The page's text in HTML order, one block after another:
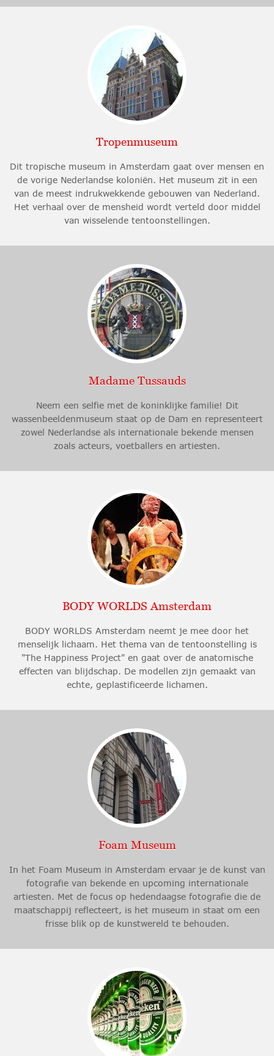
Tropenmuseum
Dit tropische museum in Amsterdam gaat over mensen en
de vorige Nederlandse koloniën. Het museum zit in een
van de meest indrukwekkende gebouwen van Nederland.
Het verhaal over de mensheid wordt verteld door middel
van wisselende tentoonstellingen.
Madame Tussauds
Neem een selfie met de koninklijke familie! Dit
wassenbeeldenmuseum staat op de Dam en representeert
zowel Nederlandse als internationale bekende mensen
zoals acteurs, voetballers en artiesten.
BODY WORLDS Amsterdam
BODY WORLDS Amsterdam neemt je mee door het
menselijk lichaam. Het thema van de tentoonstelling is
"The Happiness Project" en gaat over de anatomische
effecten van blijdschap. De modellen zijn gemaakt van
echte, geplastificeerde lichamen.
Foam Museum
In het Foam Museum in Amsterdam ervaar je de kunst van
fotografie van bekende en upcoming internationale
artiesten. Met de focus op hedendaagse fotografie die de
maatschappij reflecteert, is het museum in staat om een
frisse blik op de kunstwereld te behouden.